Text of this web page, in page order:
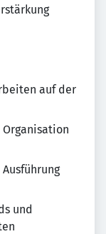
auf der
und